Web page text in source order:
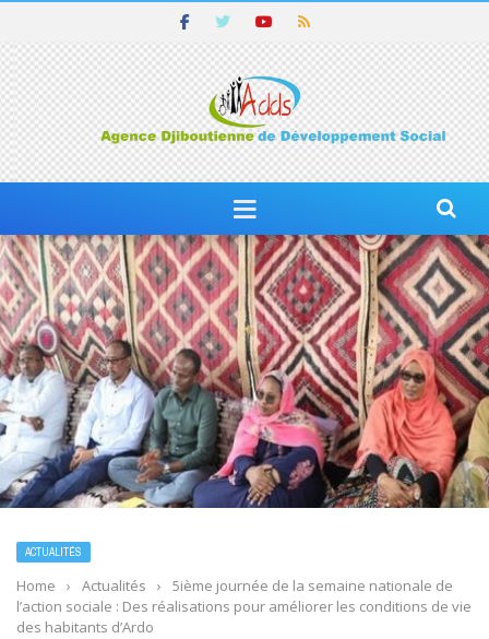
ACTUALITÉS
Home › Actualités ›
5ième journée de la semaine nationale de
l’action sociale : Des réalisations pour améliorer les conditions de vie
des habitants d’Ardo